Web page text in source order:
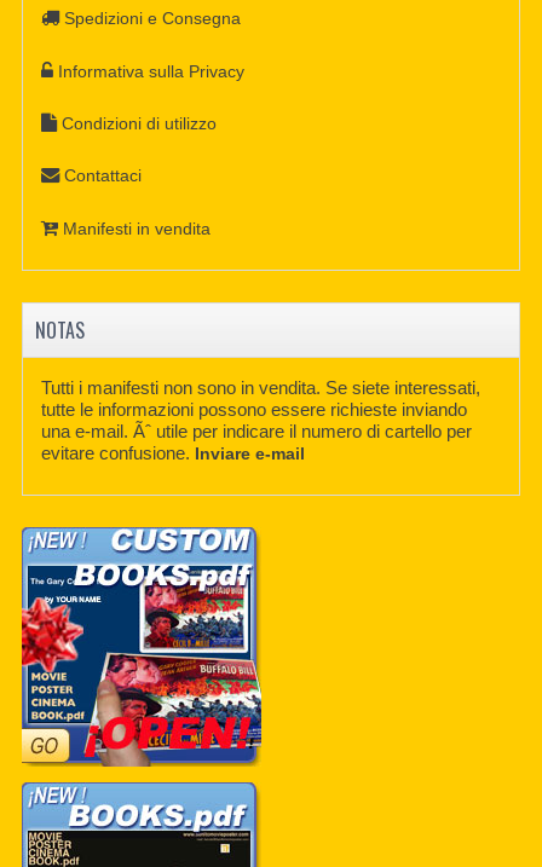
Spedizioni e Consegna
Informativa sulla Privacy
Condizioni di utilizzo
Contattaci
Manifesti in vendita
NOTAS
Tutti i manifesti non sono in vendita. Se siete interessati,
tutte le informazioni possono essere richieste inviando
una e-mail. Ãˆ utile per indicare il numero di cartello per
evitare confusione. Inviare e-mail